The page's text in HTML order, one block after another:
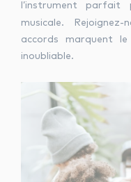
l’instrument
musicale.
accords marquent le
inoubliable.